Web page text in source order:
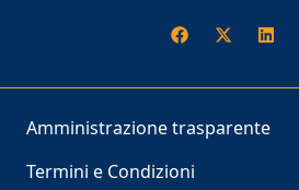
Amministrazione trasparente
Termini e Condizioni